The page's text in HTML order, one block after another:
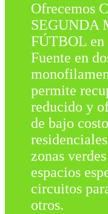
Ofrecemos
SEGUNDA
FÚTBOL en
Fuente en
permite
reducido y
de bajo
zonas
espacios
circuitos
otros.